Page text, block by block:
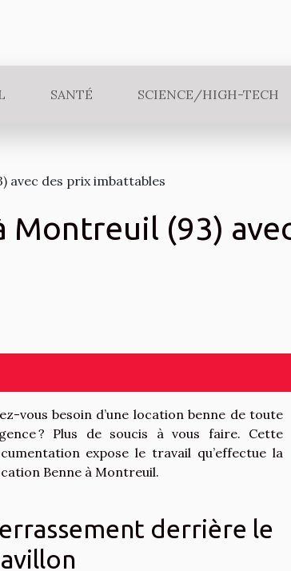
SANTÉ SCIENCE/HIGH-TECH
avec des prix imbattables
Montreuil (93)
vous besoin d’une location benne de toute
? Plus de soucis à vous faire. Cette
expose le travail qu’effectue la
Benne à Montreuil.
derrière le